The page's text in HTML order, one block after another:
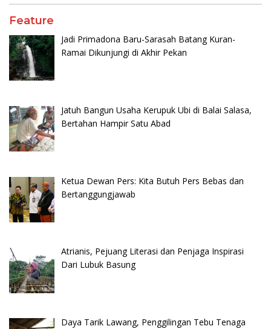
Feature
Jadi Primadona Baru-Sarasah Batang Kuran-
Ramai Dikunjungi di Akhir Pekan
Jatuh Bangun Usaha Kerupuk Ubi di Balai Salasa,
Bertahan Hampir Satu Abad
Ketua Dewan Pers: Kita Butuh Pers Bebas dan
Bertanggungjawab
Atrianis, Pejuang Literasi dan Penjaga Inspirasi
Dari Lubuk Basung
Daya Tarik Lawang, Penggilingan Tebu Tenaga